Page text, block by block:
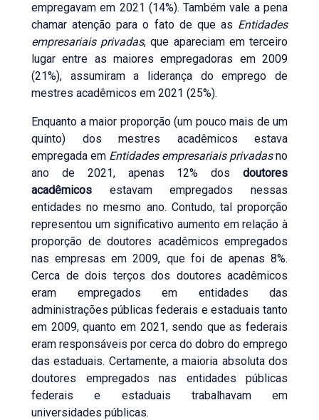
empregavam em 2021 (14%). Também vale a pena
chamar atenção para o fato de que as Entidades
empresariais privadas, que apareciam em terceiro
lugar entre as maiores empregadoras em 2009
(21%), assumiram a liderança do emprego de
mestres acadêmicos em 2021 (25%).
Enquanto a maior proporção (um pouco mais de um
quinto) dos mestres acadêmicos estava
empregada em Entidades empresariais privadasno
ano de 2021, apenas 12% dos doutores
acadêmicos estavam empregados nessas
entidades no mesmo ano. Contudo, tal proporção
representou um significativo aumento em relação à
proporção de doutores acadêmicos empregados
nas empresas em 2009, que foi de apenas 8%.
Cerca de dois terços dos doutores acadêmicos
eram empregados em entidades das
administrações públicas federais e estaduais tanto
em 2009, quanto em 2021, sendo que as federais
eram responsáveis por cerca do dobro do emprego
das estaduais. Certamente, a maioria absoluta dos
doutores empregados nas entidades públicas
federais e estaduais trabalhavam em
universidades públicas.